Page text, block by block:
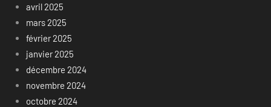
avril 2025
mars 2025
février 2025
janvier 2025
décembre 2024
novembre 2024
octobre 2024